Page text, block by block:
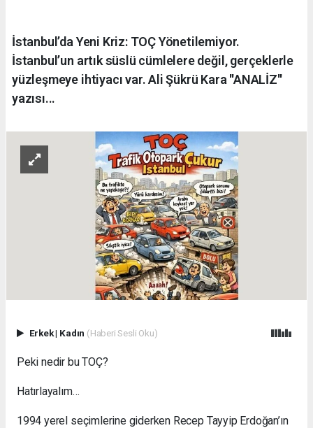
İstanbul’da Yeni Kriz: TOÇ Yönetilemiyor.
İstanbul’un artık süslü cümlelere değil, gerçeklerle
yüzleşmeye ihtiyacı var. Ali Şükrü Kara ''ANALİZ''
yazısı...
Erkek| Kadın (Haberi Sesli Oku)
Peki nedir bu TOÇ?
Hatırlayalım…
1994 yerel seçimlerine giderken Recep Tayyip Erdoğan’ın